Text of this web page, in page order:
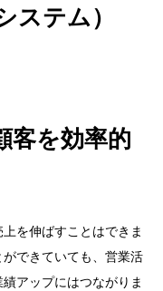
ステム）
客を効率的
を伸ばすことはできま
できていても、営業活
アップにはつながりま